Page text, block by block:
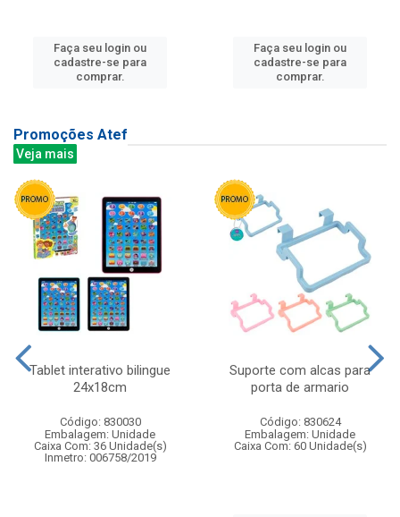
Faça seu login ou
cadastre-se para
comprar.
Faça seu login ou
cadastre-se para
comprar.
Promoções Atef
Veja mais
Tablet interativo bilingue
24x18cm
Código: 830030
Embalagem: Unidade
Caixa Com: 36 Unidade(s)
Inmetro: 006758/2019
Suporte com alcas para
porta de armario
Código: 830624
Embalagem: Unidade
Caixa Com: 60 Unidade(s)